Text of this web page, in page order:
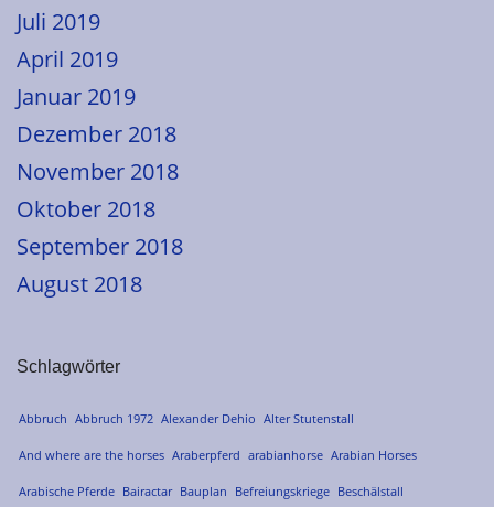
Juli 2019
April 2019
Januar 2019
Dezember 2018
November 2018
Oktober 2018
September 2018
August 2018
Schlagwörter
Abbruch Abbruch 1972 Alexander Dehio Alter Stutenstall
And where are the horses Araberpferd arabianhorse Arabian Horses
Arabische Pferde Bairactar Bauplan Befreiungskriege Beschälstall